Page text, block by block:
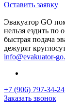
Оставить заявку
Эвакуатор GO
нельзя ездить по
быстрая подача
дежурят
info@evakuator-
+7 (906) 797-34-24
Заказать звонок